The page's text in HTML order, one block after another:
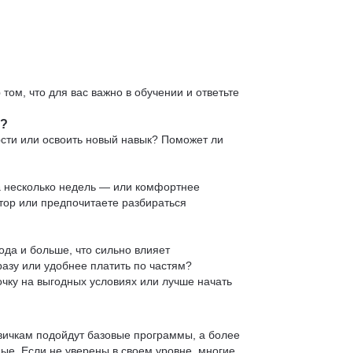
что для вас важно в обучении и ответьте
или освоить новый навык? Поможет ли
несколько недель — или комфортнее
или предпочитаете разбираться
и больше, что сильно влияет
или удобнее платить по частям?
на выгодных условиях или лучше начать
подойдут базовые программы, а более